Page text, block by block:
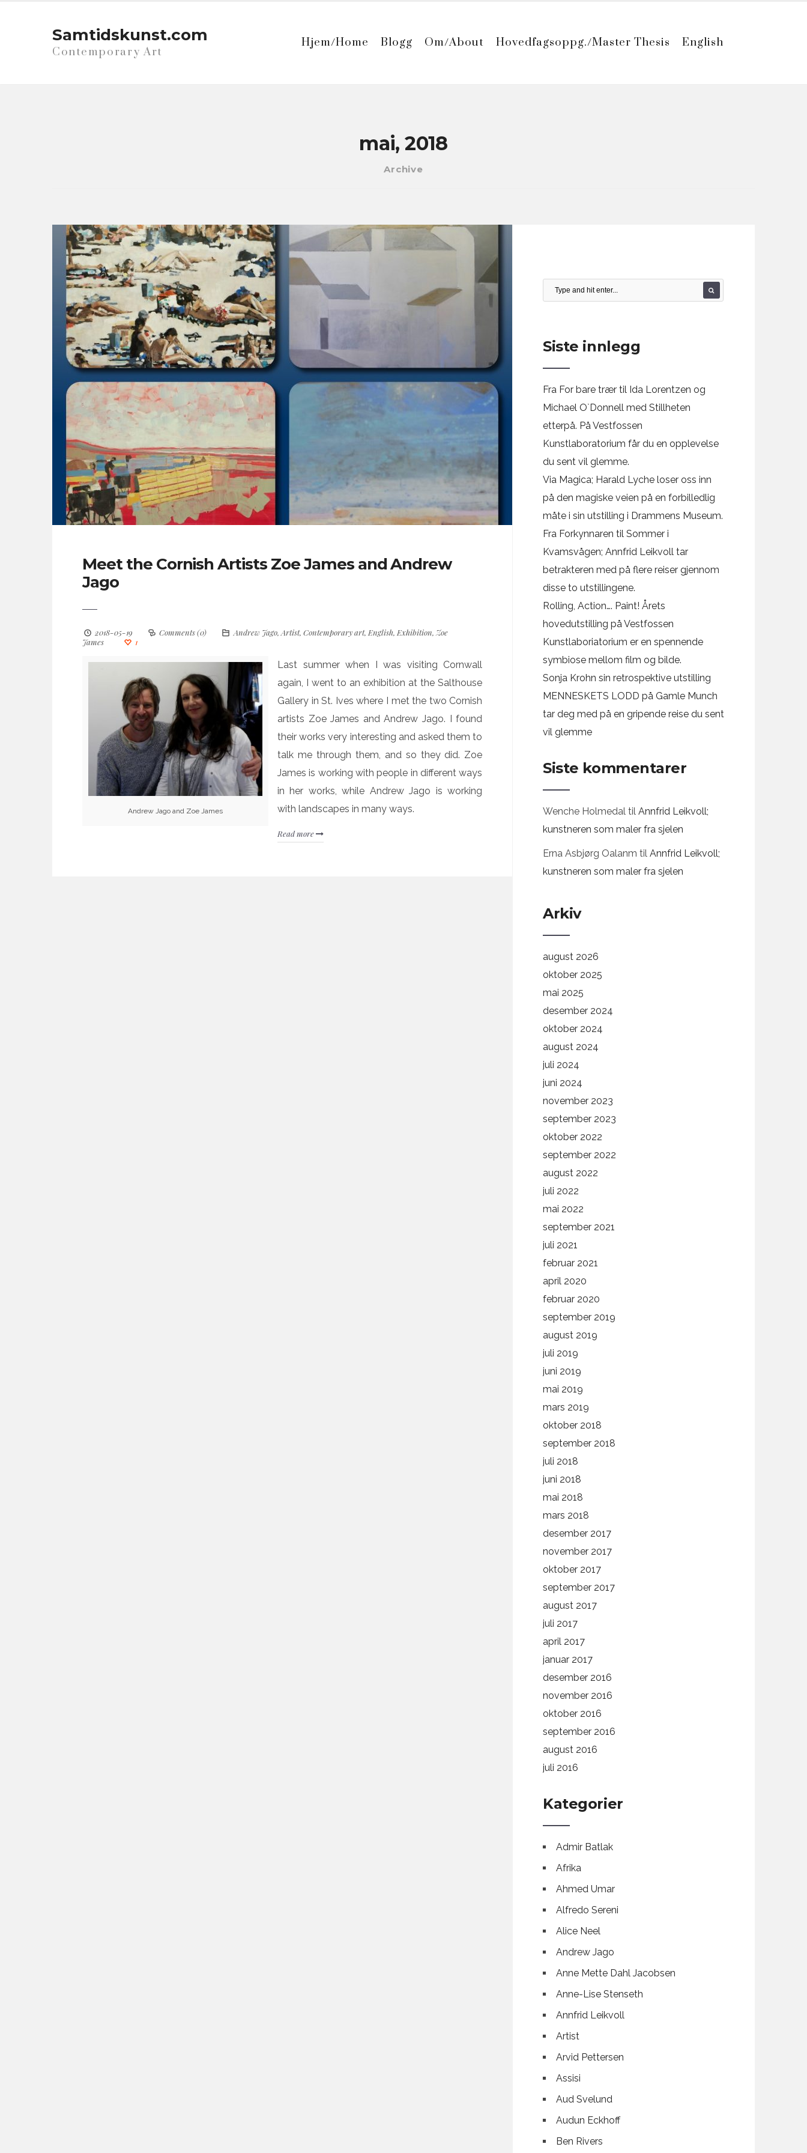
Samtidskunst.com
Contemporary Art
Hjem/Home Blogg Om/About Hovedfagsoppg./Master Thesis English
mai, 2018
Archive
Meet the Cornish Artists Zoe James and Andrew
Jago
2018-05-19 Comments (0) Andrew Jago, Artist, Contemporary art, English, Exhibition, Zoe
James
1
Andrew Jago and Zoe James
Last summer when I was visiting Cornwall
again, I went to an exhibition at the Salthouse
Gallery in St. Ives where I met the two Cornish
artists Zoe James and Andrew Jago. I found
their works very interesting and asked them to
talk me through them, and so they did. Zoe
James is working with people in different ways
in her works, while Andrew Jago is working
with landscapes in many ways.
Read more
Siste innlegg
Fra For bare trær til Ida Lorentzen og
Michael O`Donnell med Stillheten
etterpå. På Vestfossen
Kunstlaboratorium får du en opplevelse
du sent vil glemme.
Via Magica; Harald Lyche loser oss inn
på den magiske veien på en forbilledlig
måte i sin utstilling i Drammens Museum.
Fra Forkynnaren til Sommer i
Kvamsvågen; Annfrid Leikvoll tar
betrakteren med på flere reiser gjennom
disse to utstillingene.
Rolling, Action…. Paint! Årets
hovedutstilling på Vestfossen
Kunstlaboriatorium er en spennende
symbiose mellom film og bilde.
Sonja Krohn sin retrospektive utstilling
MENNESKETS LODD på Gamle Munch
tar deg med på en gripende reise du sent
vil glemme
Siste kommentarer
Wenche Holmedal tilAnnfrid Leikvoll;
kunstneren som maler fra sjelen
Erna Asbjørg Oalanm tilAnnfrid Leikvoll;
kunstneren som maler fra sjelen
Arkiv
august 2026
oktober 2025
mai 2025
desember 2024
oktober 2024
august 2024
juli 2024
juni 2024
november 2023
september 2023
oktober 2022
september 2022
august 2022
juli 2022
mai 2022
september 2021
juli 2021
februar 2021
april 2020
februar 2020
september 2019
august 2019
juli 2019
juni 2019
mai 2019
mars 2019
oktober 2018
september 2018
juli 2018
juni 2018
mai 2018
mars 2018
desember 2017
november 2017
oktober 2017
september 2017
august 2017
juli 2017
april 2017
januar 2017
desember 2016
november 2016
oktober 2016
september 2016
august 2016
juli 2016
Kategorier
Admir Batlak
Afrika
Ahmed Umar
Alfredo Sereni
Alice Neel
Andrew Jago
Anne Mette Dahl Jacobsen
Anne-Lise Stenseth
Annfrid Leikvoll
Artist
Arvid Pettersen
Assisi
Aud Svelund
Audun Eckhoff
Ben Rivers